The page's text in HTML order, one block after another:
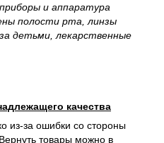
и аппаратура
полости рта, линзы
детьми, лекарственные
качества
из-за ошибки со стороны
товары можно в